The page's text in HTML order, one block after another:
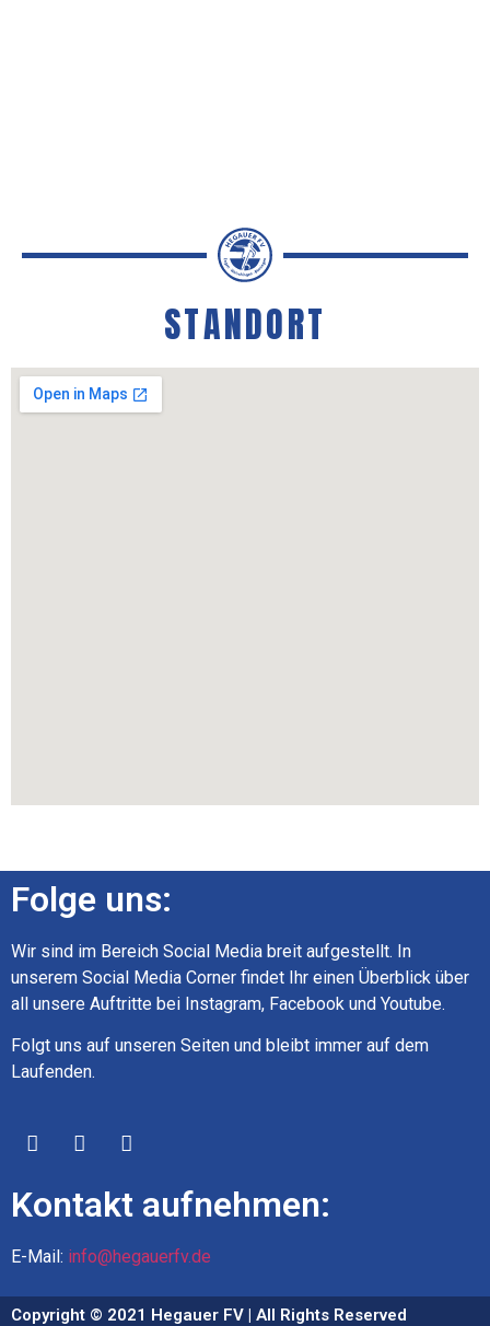
STANDORT
Folge uns:
Wir sind im Bereich Social Media breit aufgestellt. In
unserem Social Media Corner findet Ihr einen Überblick über
all unsere Auftritte bei Instagram, Facebook und Youtube.
Folgt uns auf unseren Seiten und bleibt immer auf dem
Laufenden.
Kontakt aufnehmen:
E-Mail: info@hegauerfv.de
Copyright © 2021 Hegauer FV | All Rights Reserved